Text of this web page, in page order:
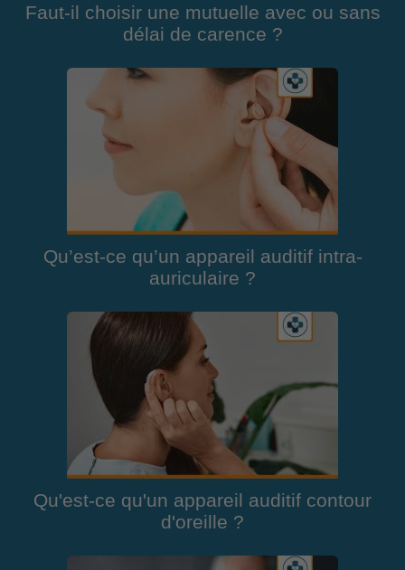
Faut-il choisir une mutuelle avec ou sans
délai de carence ?
Qu’est-ce qu’un appareil auditif intra-
auriculaire ?
Qu'est-ce qu'un appareil auditif contour
d'oreille ?